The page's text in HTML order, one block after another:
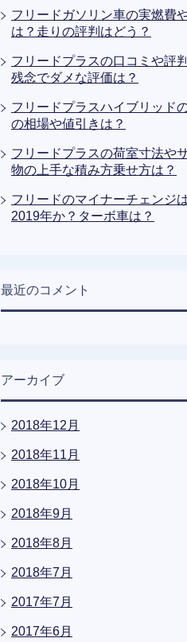
フリードガソリン車の実燃費
は？走りの評判はどう？
フリードプラスの口コミや評
残念でダメな評価は？
フリードプラスハイブリッド
の相場や値引きは？
フリードプラスの荷室寸法や
物の上手な積み方乗せ方は？
フリードのマイナーチェンジ
2019年か？ターボ車は？
最近のコメント
アーカイブ
2018年12月
2018年11月
2018年10月
2018年9月
2018年8月
2018年7月
2017年7月
2017年6月